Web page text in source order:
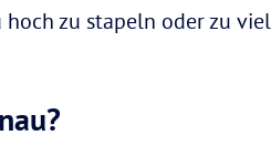
hoch zu stapeln oder zu